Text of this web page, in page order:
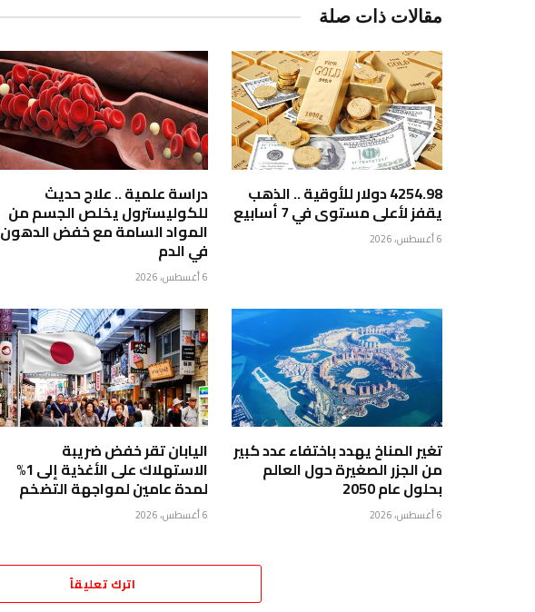
مقالات ذات صلة
4254.98 دولار للأوقية .. الذهب
يقفز لأعلى مستوى في 7 أسابيع
6 أغسطس، 2026
دراسة علمية .. علاج حديث
للكوليسترول يخلص الجسم من
المواد السامة مع خفض الدهون
في الدم
6 أغسطس، 2026
تغير المناخ يهدد باختفاء عدد كبير
من الجزر الصغيرة حول العالم
بحلول عام 2050
6 أغسطس، 2026
اليابان تقر خفض ضريبة
الاستهلاك على الأغذية إلى 1%
لمدة عامين لمواجهة التضخم
6 أغسطس، 2026
اترك تعليقاً